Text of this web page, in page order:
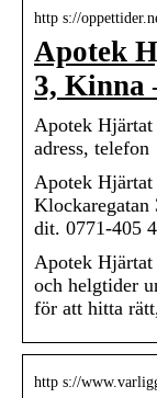
http s://
Apotek
3, Kinna
Apotek Hjärtat
adress, telefon
Apotek Hjärtat
Klockaregatan
dit. 0771-405
Apotek
och helgtider
för att hitta
http s://